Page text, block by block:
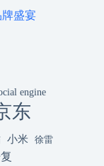
盛宴
engine
东
小米 徐雷